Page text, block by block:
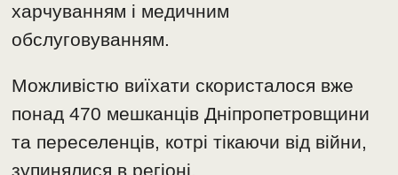
харчуванням і медичним
обслуговуванням.
Можливістю виїхати скористалося вже
понад 470 мешканців Дніпропетровщини
та переселенців, котрі тікаючи від війни,
зупинялися в регіоні.